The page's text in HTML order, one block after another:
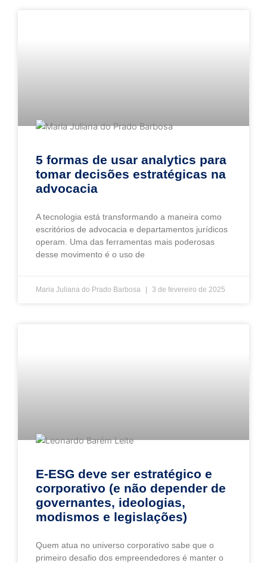
5 formas de usar analytics para
tomar decisões estratégicas na
advocacia
A tecnologia está transformando a maneira como
escritórios de advocacia e departamentos jurídicos
operam. Uma das ferramentas mais poderosas
desse movimento é o uso de
Maria Juliana do Prado Barbosa 3 de fevereiro de 2025
E-ESG deve ser estratégico e
corporativo (e não depender de
governantes, ideologias,
modismos e legislações)
Quem atua no universo corporativo sabe que o
primeiro desafio dos empreendedores é manter o